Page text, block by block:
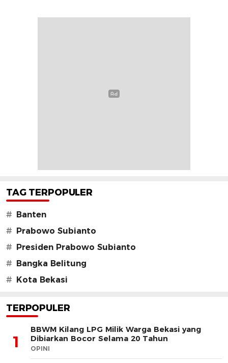
TAG TERPOPULER
# Banten
# Prabowo Subianto
# Presiden Prabowo Subianto
# Bangka Belitung
# Kota Bekasi
TERPOPULER
1
BBWM Kilang LPG Milik Warga Bekasi yang
Dibiarkan Bocor Selama 20 Tahun
OPINI